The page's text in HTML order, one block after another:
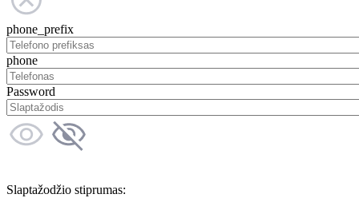
phone_prefix
phone
Password
Slaptažodžio stiprumas: